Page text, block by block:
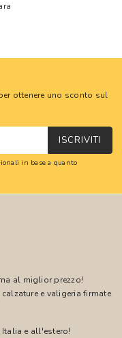
ottenere uno sconto sul
ISCRIVITI
in base a quanto
al miglior prezzo!
e valigeria firmate
e all'estero!